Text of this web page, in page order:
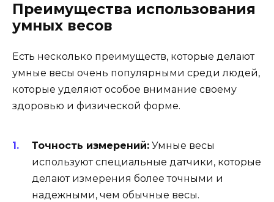
Преимущества использования
умных весов
Есть несколько преимуществ, которые делают
умные весы очень популярными среди людей,
которые уделяют особое внимание своему
здоровью и физической форме.
Точность измерений: Умные весы
используют специальные датчики, которые
делают измерения более точными и
надежными, чем обычные весы.